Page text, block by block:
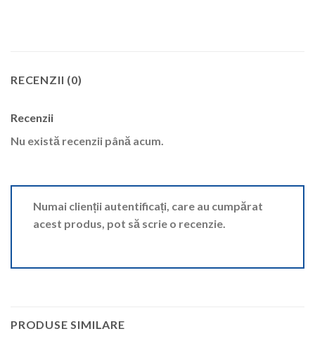
RECENZII (0)
Recenzii
Nu există recenzii până acum.
Numai clienții autentificați, care au cumpărat
acest produs, pot să scrie o recenzie.
PRODUSE SIMILARE